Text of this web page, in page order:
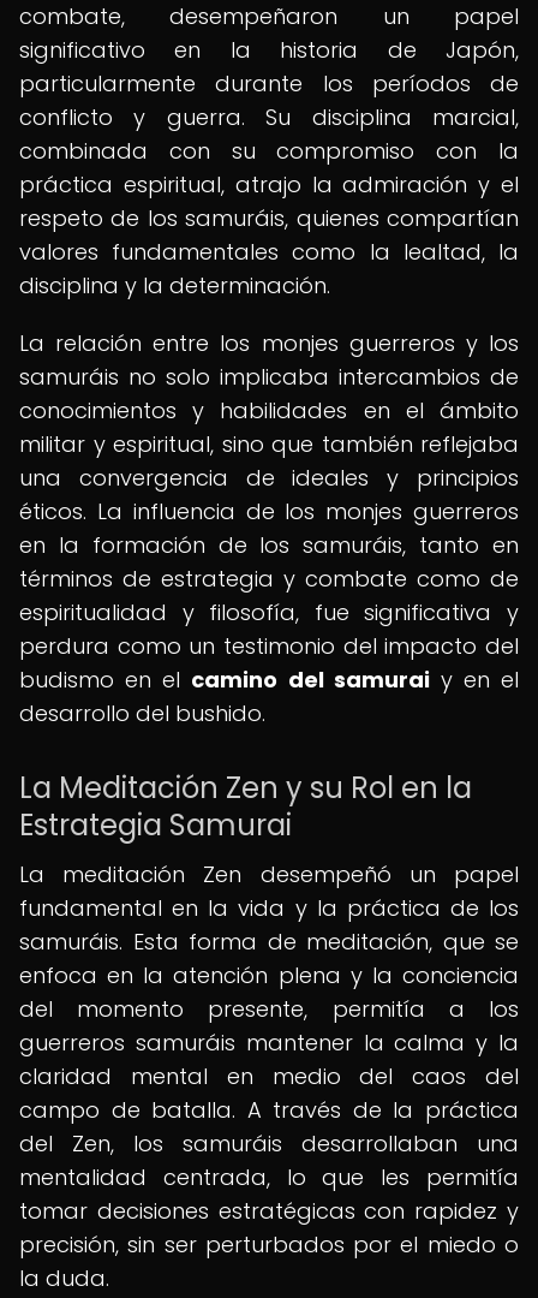
combate, desempeñaron un papel
significativo en la historia de Japón,
particularmente durante los períodos de
conflicto y guerra. Su disciplina marcial,
combinada con su compromiso con la
práctica espiritual, atrajo la admiración y el
respeto de los samuráis, quienes compartían
valores fundamentales como la lealtad, la
disciplina y la determinación.
La relación entre los monjes guerreros y los
samuráis no solo implicaba intercambios de
conocimientos y habilidades en el ámbito
militar y espiritual, sino que también reflejaba
una convergencia de ideales y principios
éticos. La influencia de los monjes guerreros
en la formación de los samuráis, tanto en
términos de estrategia y combate como de
espiritualidad y filosofía, fue significativa y
perdura como un testimonio del impacto del
budismo en el camino del samuraiy en el
desarrollo del bushido.
La Meditación Zen y su Rol en la
Estrategia Samurai
La meditación Zen desempeñó un papel
fundamental en la vida y la práctica de los
samuráis. Esta forma de meditación, que se
enfoca en la atención plena y la conciencia
del momento presente, permitía a los
guerreros samuráis mantener la calma y la
claridad mental en medio del caos del
campo de batalla. A través de la práctica
del Zen, los samuráis desarrollaban una
mentalidad centrada, lo que les permitía
tomar decisiones estratégicas con rapidez y
precisión, sin ser perturbados por el miedo o
la duda.